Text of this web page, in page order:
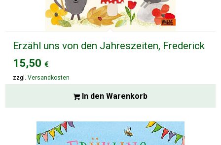
Erzähl uns von den Jahreszeiten, Frederick
15,50€
zzgl.Versandkosten
In den Warenkorb